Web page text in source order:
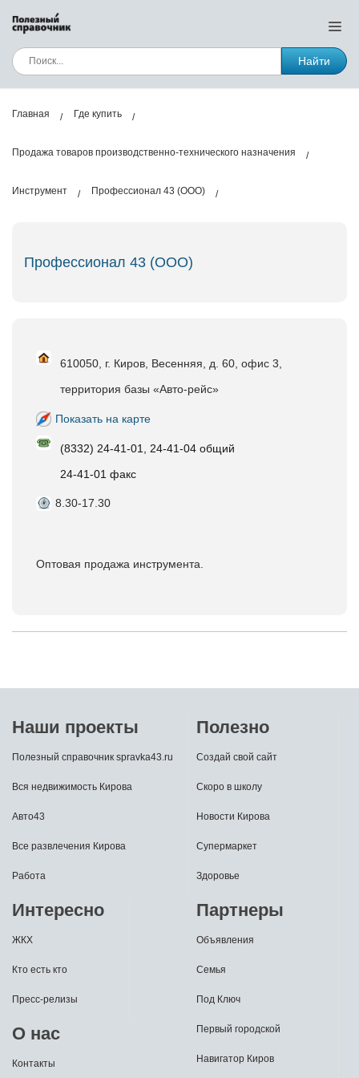
Найти
Главная Где купить
Продажа товаров производственно-технического назначения
Инструмент Профессионал 43 (ООО)
Профессионал 43 (ООО)
610050, г. Киров, Весенняя, д. 60, офис 3,
территория базы «Авто-рейс»
Показать на карте
(8332) 24-41-01, 24-41-04 общий
24-41-01 факс
8.30-17.30
Оптовая продажа инструмента.
Наши проекты
Полезный справочник spravka43.ru
Вся недвижимость Кирова
Авто43
Все развлечения Кирова
Работа
Полезно
Создай свой сайт
Скоро в школу
Новости Кирова
Супермаркет
Здоровье
Интересно
ЖКХ
Кто есть кто
Пресс-релизы
О нас
Контакты
Партнеры
Объявления
Семья
Под Ключ
Первый городской
Навигатор Киров